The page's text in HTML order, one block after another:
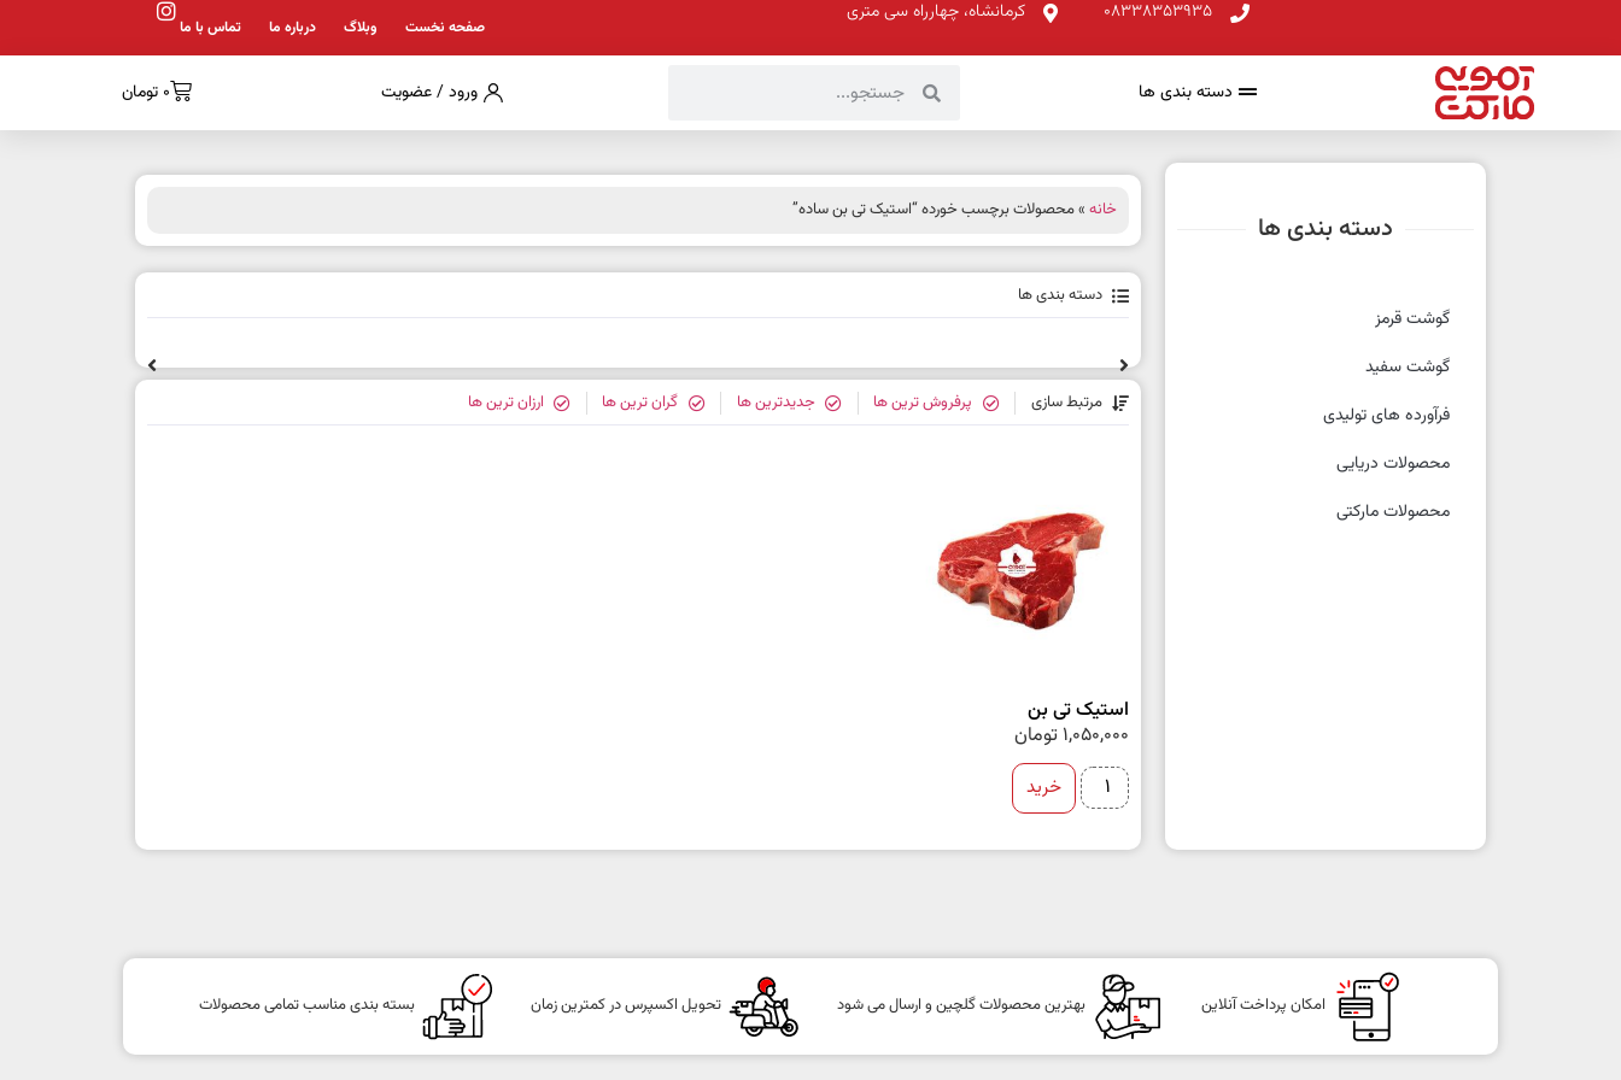
08338353935 کرمانشاه، چهارراه سی متری
صفحه نخست وبلاگ درباره ما تماس با ما
دسته بندی ها ورود / عضویت 0 تومان
دسته بندی ها
گوشت قرمز
گوشت سفید
فرآورده های تولیدی
محصولات دریایی
محصولات مارکتی
خانه» محصولات برچسب خورده “استیک تی بن ساده”
دسته بندی ها
مرتبط سازی پرفروش ترین ها جدیدترین ها گران ترین ها ارزان ترین ها
استیک تی بن
1,050,000 تومان
خرید
امکان پرداخت آنلاین بهترین محصولات گلچین و ارسال می شود تحویل اکسپرس در کمترین زمان بسته بندی مناسب تمامی محصولات